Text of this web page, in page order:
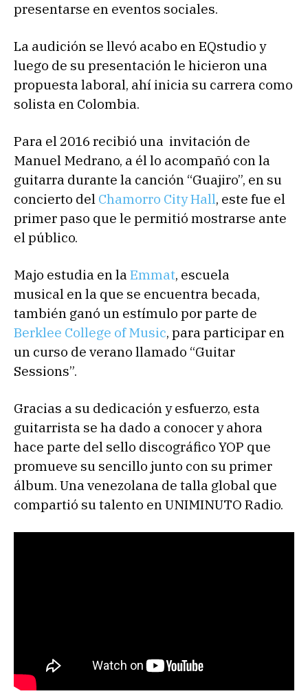
presentarse en eventos sociales.
La audición se llevó acabo en EQstudio y
luego de su presentación le hicieron una
propuesta laboral, ahí inicia su carrera como
solista en Colombia.
Para el 2016 recibió una invitación de
Manuel Medrano, a él lo acompañó con la
guitarra durante la canción “Guajiro”, en su
concierto del Chamorro City Hall, este fue el
primer paso que le permitió mostrarse ante
el público.
Majo estudia en laEmmat, escuela
musical en la que se encuentra becada,
también ganó un estímulo por parte de
Berklee College of Music, para participar en
un curso de verano llamado “Guitar
Sessions”.
Gracias a su dedicación y esfuerzo, esta
guitarrista se ha dado a conocer y ahora
hace parte del sello discográfico YOP que
promueve su sencillo junto con su primer
álbum. Una venezolana de talla global que
compartió su talento en UNIMINUTO Radio.